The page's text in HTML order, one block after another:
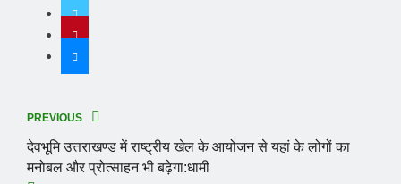
PREVIOUS
देवभूमि उत्तराखण्ड में राष्ट्रीय खेल के आयोजन से यहां के लोगों का
मनोबल और प्रोत्साहन भी बढ़ेगा:धामी